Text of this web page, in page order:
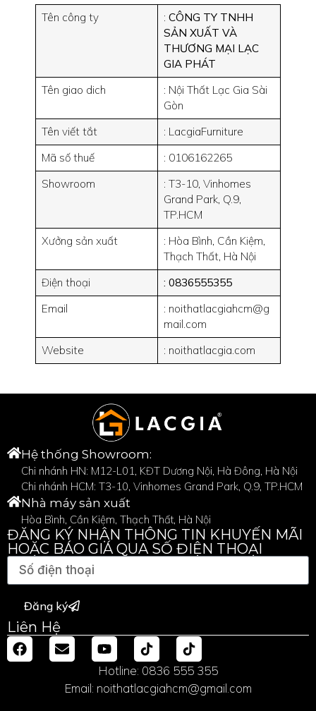
Tên công ty : CÔNG TY TNHH
SẢN XUẤT VÀ
THƯƠNG MẠI LẠC
GIA PHÁT
Tên giao dich
: Nội Thất Lạc Gia Sài
Gòn
Tên viết tắt
: LacgiaFurniture
Mã số thuế
: 0106162265
Showroom
: T3-10, Vinhomes
Grand Park, Q.9,
TP.HCM
Xưởng sản xuất
: Hòa Bình, Cần Kiệm,
Thạch Thất, Hà Nội
Điện thoại
: 0836555355
Email
: noithatlacgiahcm@g
mail.com
Website
: noithatlacgia.com
Hệ thống Showroom:
Chi nhánh HN: M12-L01, KĐT Dương Nội, Hà Đông, Hà Nội
Chi nhánh HCM: T3-10, Vinhomes Grand Park, Q.9, TP.HCM
Nhà máy sản xuất
Hòa Bình, Cần Kiệm, Thạch Thất, Hà Nội
ĐĂNG KÝ NHẬN THÔNG TIN KHUYẾN MÃI
HOẶC BÁO GIÁ QUA SỐ ĐIỆN THOẠI
Đăng ký
Liên Hệ
Hotline: 0836 555 355
Email: noithatlacgiahcm@gmail.com